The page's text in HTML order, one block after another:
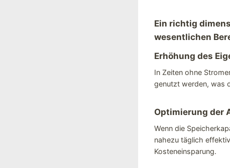
Ein richtig
wesentlichen
Erhöhung des
In Zeiten ohne
genutzt werden, was
Optimierung der
Wenn die
nahezu täglich
Kosteneinsparung.